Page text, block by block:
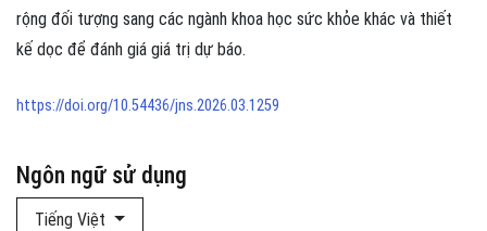
Ngôn ngữ sử dụng
Tiếng Việt
rộng đối tượng sang các ngành khoa học sức khỏe khác và thiết
kế dọc để đánh giá giá trị dự báo.
https://doi.org/10.54436/jns.2026.03.1259